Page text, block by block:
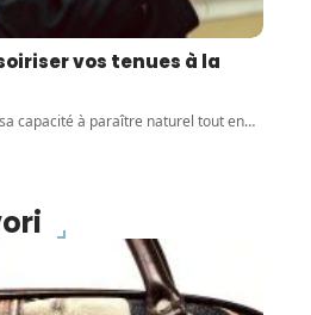
vos tenues à la
capacité à paraître naturel tout en…